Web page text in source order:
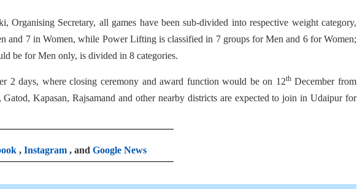
Organising Secretary, all games have been sub-divided into respective weight category,
and 7 in Women, while Power Lifting is classified in 7 groups for Men and 6 for Women;
be for Men only, is divided in 8 categories.
2 days, where closing ceremony and award function would be on 12thDecember from
Kapasan, Rajsamand and other nearby districts are expected to join in Udaipur for
, Instagram , and Google News